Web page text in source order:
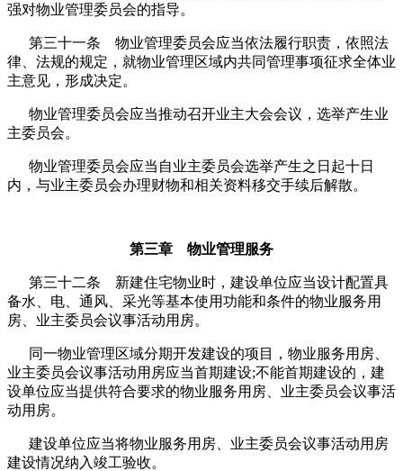
强对物业管理委员会的指导。
第三十一条 物业管理委员会应当依法履行职责，依照法
律、法规的规定，就物业管理区域内共同管理事项征求全体业
主意见，形成决定。
物业管理委员会应当推动召开业主大会会议，选举产生业
主委员会。
物业管理委员会应当自业主委员会选举产生之日起十日
内，与业主委员会办理财物和相关资料移交手续后解散。
第三章 物业管理服务
第三十二条 新建住宅物业时，建设单位应当设计配置具
备水、电、通风、采光等基本使用功能和条件的物业服务用
房、业主委员会议事活动用房。
同一物业管理区域分期开发建设的项目，物业服务用房、
业主委员会议事活动用房应当首期建设;不能首期建设的，建
设单位应当提供符合要求的物业服务用房、业主委员会议事活
动用房。
建设单位应当将物业服务用房、业主委员会议事活动用房
建设情况纳入竣工验收。